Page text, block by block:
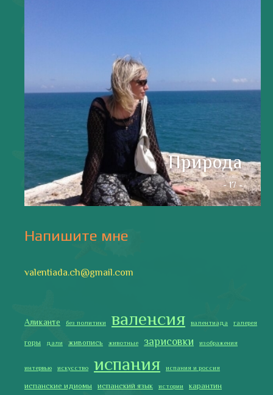
Природа
- 17 -
Напишите мне
valentiada.ch@gmail.com
Аликанте без политики валенсия валентиада галерея
горы дали живопись животные зарисовки изображения
интервью искусство испания испания и россия
испанские идиомы испанский язык истории карантин